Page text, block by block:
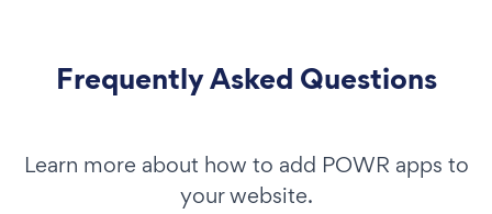
Frequently Asked Questions
Learn more about how to add POWR apps to
your website.